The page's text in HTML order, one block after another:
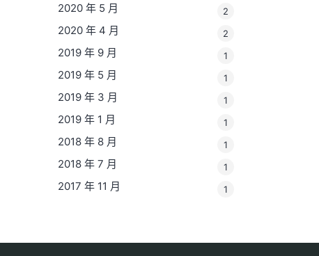
2020 年 5 月 2
2020 年 4 月 2
2019 年 9 月 1
2019 年 5 月 1
2019 年 3 月 1
2019 年 1 月 1
2018 年 8 月 1
2018 年 7 月 1
2017 年 11 月 1